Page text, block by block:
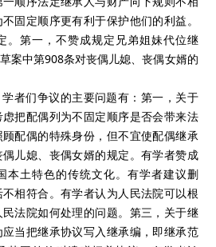
洪祥教授主持。西南政法大学民商法学
烟台大学法学院郭明瑞教授为与谈
苇教授指出：法定继承人的范围和顺
母列为第二顺序。第二，调整祖父母
前一个顺序上。第三，把配偶列为不固
继承人的特殊权利和处于后顺序的父
殊权利，即对特殊遗产的先取权、终
六条 遗产按照下列顺序继承：
祖父母。